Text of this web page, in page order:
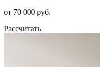
от 70 000 руб.
Рассчитать